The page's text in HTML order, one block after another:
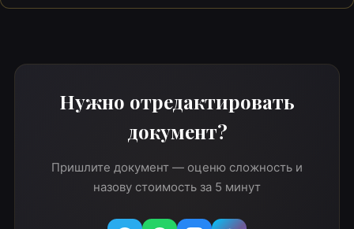
Нужно отредактировать
документ?
Пришлите документ — оценю сложность и
назову стоимость за 5 минут